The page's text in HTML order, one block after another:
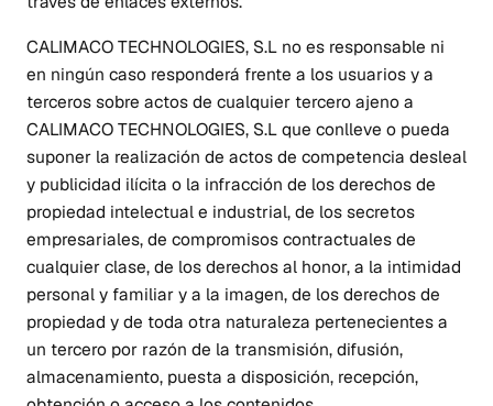
CALIMACO TECHNOLOGIES, S.L no es responsable ni
en ningún caso responderá frente a los usuarios y a
terceros sobre actos de cualquier tercero ajeno a
CALIMACO TECHNOLOGIES, S.L que conlleve o pueda
suponer la realización de actos de competencia desleal
y publicidad ilícita o la infracción de los derechos de
propiedad intelectual e industrial, de los secretos
empresariales, de compromisos contractuales de
cualquier clase, de los derechos al honor, a la intimidad
personal y familiar y a la imagen, de los derechos de
propiedad y de toda otra naturaleza pertenecientes a
un tercero por razón de la transmisión, difusión,
almacenamiento, puesta a disposición, recepción,